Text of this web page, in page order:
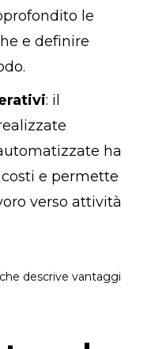
le
e definire
: il
ha
e permette
verso attività